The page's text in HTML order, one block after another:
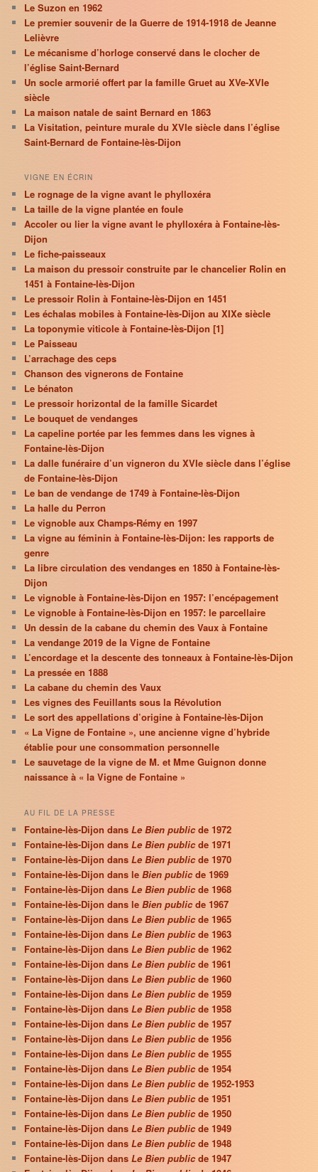
Le Suzon en 1962
Le premier souvenir de la Guerre de 1914-1918 de Jeanne
Lelièvre
Le mécanisme d’horloge conservé dans le clocher de
l’église Saint-Bernard
Un socle armorié offert par la famille Gruet au XVe-XVIe
siècle
La maison natale de saint Bernard en 1863
La Visitation, peinture murale du XVIe siècle dans l’église
Saint-Bernard de Fontaine-lès-Dijon
VIGNE EN ÉCRIN
Le rognage de la vigne avant le phylloxéra
La taille de la vigne plantée en foule
Accoler ou lier la vigne avant le phylloxéra à Fontaine-lès-
Dijon
Le fiche-paisseaux
La maison du pressoir construite par le chancelier Rolin en
1451 à Fontaine-lès-Dijon
Le pressoir Rolin à Fontaine-lès-Dijon en 1451
Les échalas mobiles à Fontaine-lès-Dijon au XIXe siècle
La toponymie viticole à Fontaine-lès-Dijon [1]
Le Paisseau
L’arrachage des ceps
Chanson des vignerons de Fontaine
Le bénaton
Le pressoir horizontal de la famille Sicardet
Le bouquet de vendanges
La capeline portée par les femmes dans les vignes à
Fontaine-lès-Dijon
La dalle funéraire d’un vigneron du XVIe siècle dans l’église
de Fontaine-lès-Dijon
Le ban de vendange de 1749 à Fontaine-lès-Dijon
La halle du Perron
Le vignoble aux Champs-Rémy en 1997
La vigne au féminin à Fontaine-lès-Dijon: les rapports de
genre
La libre circulation des vendanges en 1850 à Fontaine-lès-
Dijon
Le vignoble à Fontaine-lès-Dijon en 1957: l’encépagement
Le vignoble à Fontaine-lès-Dijon en 1957: le parcellaire
Un dessin de la cabane du chemin des Vaux à Fontaine
La vendange 2019 de la Vigne de Fontaine
L’encordage et la descente des tonneaux à Fontaine-lès-Dijon
La pressée en 1888
La cabane du chemin des Vaux
Les vignes des Feuillants sous la Révolution
Le sort des appellations d’origine à Fontaine-lès-Dijon
« La Vigne de Fontaine », une ancienne vigne d’hybride
établie pour une consommation personnelle
Le sauvetage de la vigne de M. et Mme Guignon donne
naissance à « la Vigne de Fontaine »
AU FIL DE LA PRESSE
Fontaine-lès-Dijon dansLe Bien publicde 1972
Fontaine-lès-Dijon dansLe Bien publicde 1971
Fontaine-lès-Dijon dansLe Bien public de 1970
Fontaine-lès-Dijon dans leBien publicde 1969
Fontaine-lès-Dijon dansLe Bien publicde 1968
Fontaine-lès-Dijon dans leBien publicde 1967
Fontaine-lès-Dijon dansLe Bien publicde 1965
Fontaine-lès-Dijon dansLe Bien publicde 1963
Fontaine-lès-Dijon dansLe Bien public de 1962
Fontaine-lès-Dijon dansLe Bien publicde 1961
Fontaine-lès-Dijon dansLe Bien publicde 1960
Fontaine-lès-Dijon dansLe Bien public de 1959
Fontaine-lès-Dijon dansLe Bien publicde 1958
Fontaine-lès-Dijon dansLe Bien publicde 1957
Fontaine-lès-Dijon dansLe Bien public de 1956
Fontaine-lès-Dijon dansLe Bien publicde 1955
Fontaine-lès-Dijon dansLe Bien publicde 1954
Fontaine-lès-Dijon dansLe Bien public de 1952-1953
Fontaine-lès-Dijon dansLe Bien publicde 1951
Fontaine-lès-Dijon dansLe Bien publicde 1950
Fontaine-lès-Dijon dansLe Bien public de 1949
Fontaine-lès-Dijon dansLe Bien publicde 1948
Fontaine-lès-Dijon dansLe Bien publicde 1947